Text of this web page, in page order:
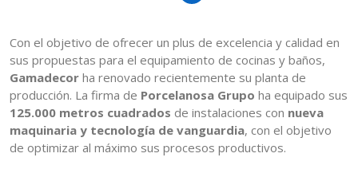
Con el objetivo de ofrecer un plus de excelencia y calidad en
sus propuestas para el equipamiento de cocinas y baños,
Gamadecor ha renovado recientemente su planta de
producción. La firma de Porcelanosa Grupo ha equipado sus
125.000 metros cuadrados de instalaciones con nueva
maquinaria y tecnología de vanguardia, con el objetivo
de optimizar al máximo sus procesos productivos.